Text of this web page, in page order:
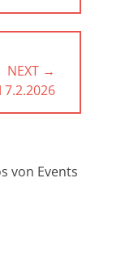
NEXT →
7.2.2026
von Events